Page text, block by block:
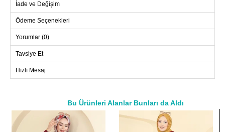
(CM)
Beden
38
96 84
135
40
100 88
135
112 100
135
48
116 104
135
50
108
İade ve Değişim
Ödeme Seçenekleri
Yorumlar (0)
Tavsiye Et
Hızlı Mesaj
Bu Ürünleri Alanlar Bunları da Aldı
a>